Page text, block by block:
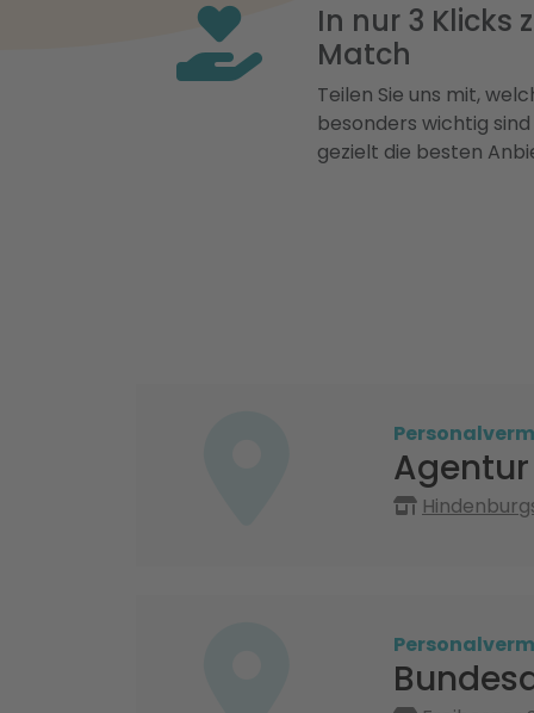
In nur 3 Klicks
Match
Teilen Sie uns mit,
besonders wichtig
gezielt die besten